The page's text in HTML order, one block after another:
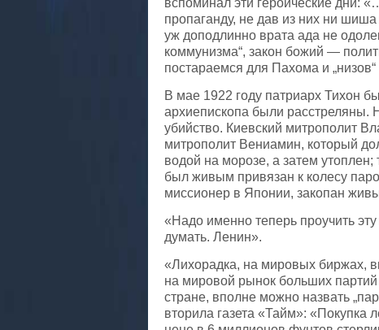
вспоминал эти героические дни:
пропаганду, не дав из них ни
уж доподлинно врата ада не
коммунизма“, закон божий —
постараемся для Пахома и
В мае 1922 году патриарх Тихон
архиепископа были расстреляны.
убийство. Киевский митрополит
митрополит Вениамин, который
водой на морозе, а затем
был живым привязан к колесу
миссионер в Японии, закопан
«Надо именно теперь проучить
думать. Ленин».
«Лихорадка, на мировых биржах,
на мировой рынок больших
стране, вполне можно назвать
вторила газета «Тайм»: